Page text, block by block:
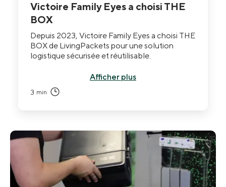
Victoire Family Eyes a choisi THE
BOX
Depuis 2023, Victoire Family Eyes a choisi THE
BOX de LivingPackets pour une solution
logistique sécurisée et réutilisable.
Afficher plus
3 min